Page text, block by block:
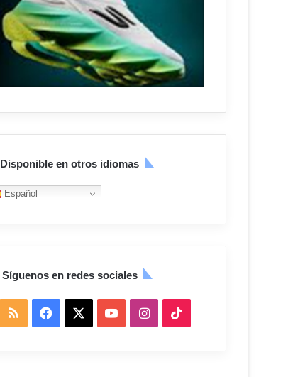
Disponible en otros idiomas
Español
Síguenos en redes sociales
I